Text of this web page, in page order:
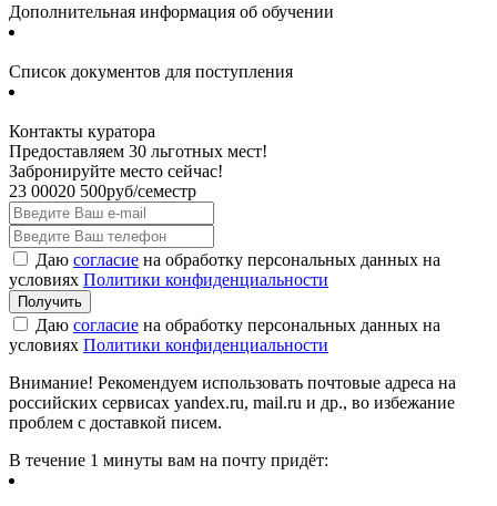
Дополнительная информация об обучении
Список документов для поступления
Контакты куратора
Предоставляем 30 льготных мест!
Забронируйте место сейчас!
23 00020 500руб/семестр
Даю согласие на обработку персональных данных на
условиях Политики конфиденциальности
Даю согласие на обработку персональных данных на
условиях Политики конфиденциальности
Внимание! Рекомендуем использовать почтовые адреса на
российских сервисах yandex.ru, mail.ru и др., во избежание
проблем с доставкой писем.
В течение 1 минуты вам на почту придёт: